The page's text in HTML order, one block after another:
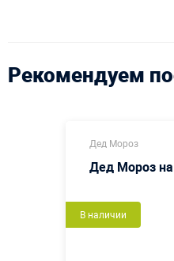
Рекомендуем
Дед Мороз
Дед Мороз
В наличии